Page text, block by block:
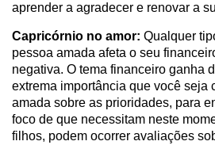
aprender a agradecer e renovar a
Capricórnio no amor: Qualquer
pessoa amada afeta o seu
negativa. O tema financeiro ganha
extrema importância que você seja
amada sobre as prioridades, para
foco de que necessitam neste
filhos, podem ocorrer avaliações